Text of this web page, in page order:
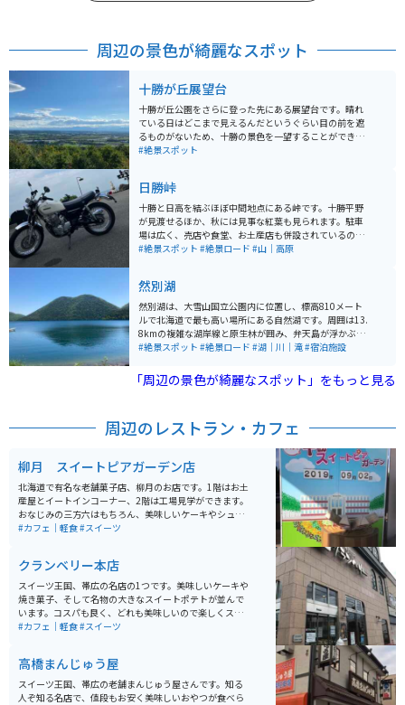
周辺の景色が綺麗なスポット
十勝が丘展望台
十勝が丘公園をさらに登った先にある展望台です。晴れ
ている日はどこまで見えるんだというぐらい目の前を遮
るものがないため、十勝の景色を一望することができま
す。遠くに日高山脈が見えることもあり、十勝地方屈指
#絶景スポット
日勝峠
十勝と日高を結ぶほぼ中間地点にある峠です。十勝平野
が見渡せるほか、秋には見事な紅葉も見られます。駐車
場は広く、売店や食堂、お土産店も併設されているの
で、休憩や食事、買い物のついでに立ち寄ることもでき
#絶景スポット #絶景ロード #山｜高原
然別湖
然別湖は、大雪山国立公園内に位置し、標高810メート
ルで北海道で最も高い場所にある自然湖です。周囲は13.
8kmの複雑な湖岸線と原生林が囲み、弁天島が浮かぶ自
然豊かな環境にあります。 湖は約3万年前の噴火によっ
います。湖は透明度が国内有数で、天望山が湖面に映る
形から「唇山」とも呼ばれ、シンボルとなっています。
動物も生息しています。
#絶景スポット #絶景ロード #湖｜川｜滝#宿泊施設
「周辺の景色が綺麗なスポット」をもっと見る
周辺のレストラン・カフェ
柳月 スイートピアガーデン店
北海道で有名な老舗菓子店、柳月のお店です。1階はお土
産屋とイートインコーナー、2階は工場見学ができます。
おなじみの三方六はもちろん、美味しいケーキやシュー
クリーム、ソフトクリームもあります。甘いものとコー
#カフェ｜軽食#スイーツ
クランベリー本店
スイーツ王国、帯広の名店の1つです。美味しいケーキや
焼き菓子、そして名物の大きなスイートポテトが並んで
います。コスパも良く、どれも美味しいので楽しくスイ
ーツを満喫できます。席数は少ないですがイートインス
のでオススメです。
#カフェ｜軽食#スイーツ
高橋まんじゅう屋
スイーツ王国、帯広の老舗まんじゅう屋さんです。知る
人ぞ知る名店で、値段もお安く美味しいおやつが食べら